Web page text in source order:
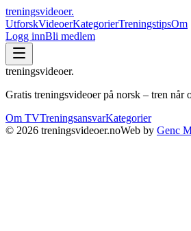
treningsvideoer.
UtforskVideoerKategorierTreningstipsOm
Logg innBli medlem
treningsvideoer.
Gratis treningsvideoer på norsk – tren når
Om TVTreningsansvarKategorier
© 2026 treningsvideoer.noWeb by Genc